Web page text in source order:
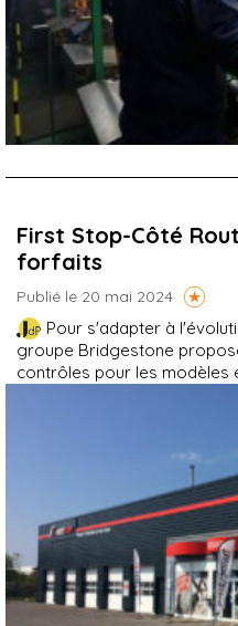
First Stop-Côté
forfaits
Publié le 20 mai 2024
Pour s'adapter à
groupe Bridgestone
contrôles pour les modèles